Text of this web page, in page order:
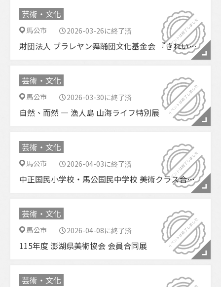
芸術・文化
馬公市 2026-03-26に終了済
財団法人 ブラレヤン舞踊団文化基金会 『きれい、きれい』
芸術・文化
馬公市 2026-03-30に終了済
自然、而然 ― 漁人島 山海ライフ特別展
芸術・文化
馬公市 2026-04-03に終了済
中正国民小学校・馬公国民中学校 美術クラス合同展
芸術・文化
馬公市 2026-04-08に終了済
115年度 澎湖県美術協会 会員合同展
芸術・文化